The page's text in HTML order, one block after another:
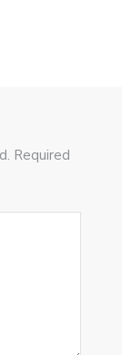
Required